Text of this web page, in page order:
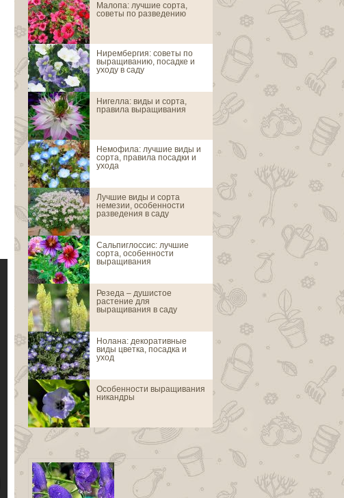
Малопа: лучшие сорта,
советы по разведению
Нирембергия: советы по
выращиванию, посадке и
уходу в саду
Нигелла: виды и сорта,
правила выращивания
Немофила: лучшие виды и
сорта, правила посадки и
ухода
Лучшие виды и сорта
немезии, особенности
разведения в саду
Сальпиглоссис: лучшие
сорта, особенности
выращивания
Резеда – душистое
растение для
выращивания в саду
Нолана: декоративные
виды цветка, посадка и
уход
Особенности выращивания
никандры
Авран
Цветы
сорта,
Аденофора
Азинеума
Азинеума
Акантолимон
Аконит